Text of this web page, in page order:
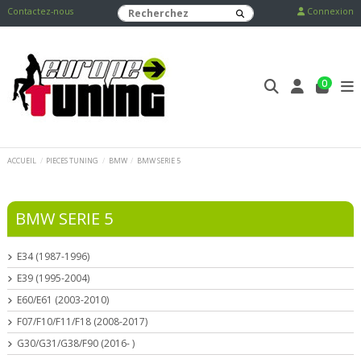
Contactez-nous Connexion
0
ACCUEIL PIECES TUNING BMW BMW SERIE 5
BMW SERIE 5
E34 (1987-1996)
E39 (1995-2004)
E60/E61 (2003-2010)
F07/F10/F11/F18 (2008-2017)
G30/G31/G38/F90 (2016- )